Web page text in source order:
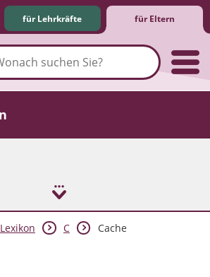
für Lehrkräfte für Eltern
& Medien
& Lernsoftware
im Netz
Lexikon C Cache